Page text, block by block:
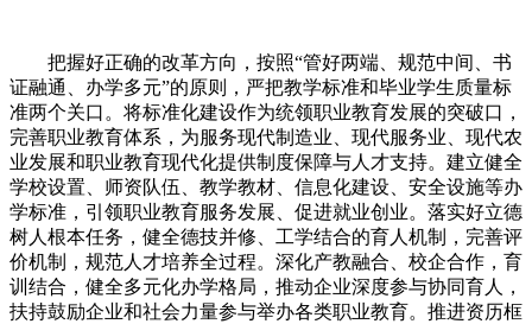
把握好正确的改革方向，按照“管好两端、规范中间、书
证融通、办学多元”的原则，严把教学标准和毕业学生质量标
准两个关口。将标准化建设作为统领职业教育发展的突破口，
完善职业教育体系，为服务现代制造业、现代服务业、现代农
业发展和职业教育现代化提供制度保障与人才支持。建立健全
学校设置、师资队伍、教学教材、信息化建设、安全设施等办
学标准，引领职业教育服务发展、促进就业创业。落实好立德
树人根本任务，健全德技并修、工学结合的育人机制，完善评
价机制，规范人才培养全过程。深化产教融合、校企合作，育
训结合，健全多元化办学格局，推动企业深度参与协同育人，
扶持鼓励企业和社会力量参与举办各类职业教育。推进资历框